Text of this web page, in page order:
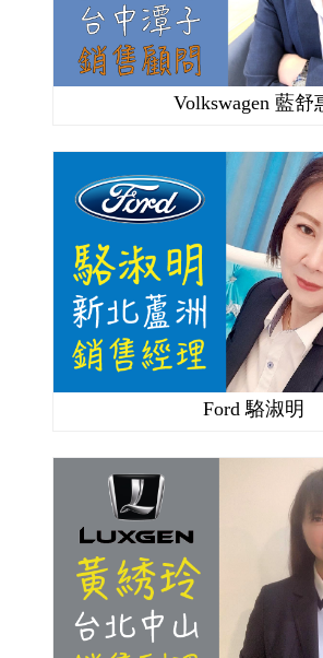
Volkswagen 藍舒
Ford 駱淑明